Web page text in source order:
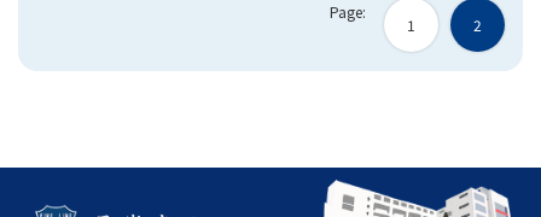
Page:
1 2